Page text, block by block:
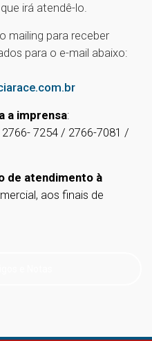
irá atendê-lo.
mailing para receber
para o e-mail abaixo:
a imprensa:
7254 / 2766-7081 /
de atendimento à
aos finais de